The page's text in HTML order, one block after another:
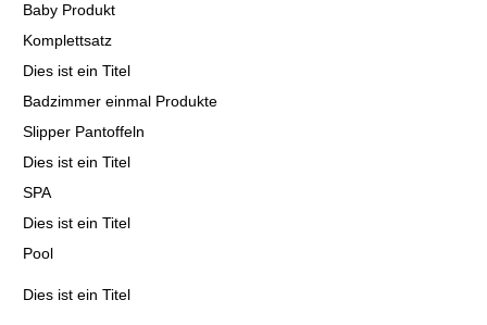
Baby Produkt
Komplettsatz
Dies ist ein Titel
Badzimmer einmal Produkte
Slipper Pantoffeln
Dies ist ein Titel
SPA
Dies ist ein Titel
Pool
Dies ist ein Titel